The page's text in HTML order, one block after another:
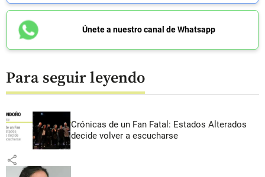
Únete a nuestro canal de Whatsapp
Para seguir leyendo
Crónicas de un Fan Fatal: Estados Alterados
decide volver a escucharse
share